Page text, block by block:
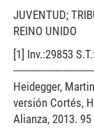
JUVENTUD;
REINO UNIDO
[1] Inv.:29853
Heidegger,
versión Cortés,
Alianza, 2013. 95